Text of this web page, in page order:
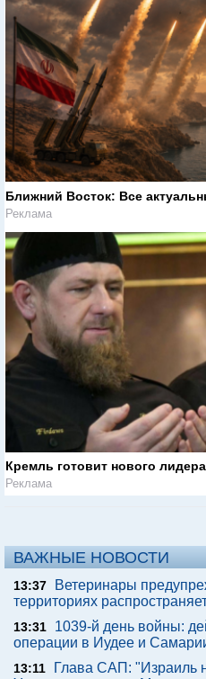
Ближний Восток: Все
Реклама
Кремль готовит нового
Реклама
ВАЖНЫЕ НОВОСТИ
13:37
Ветеринары
территориях
13:31
1039-й день войны:
операции в Иудее и
13:11
Глава САП: "Израиль